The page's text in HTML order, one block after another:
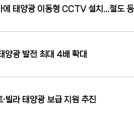
에 태양광 이동형 CCTV 설치…절도
양광 발전 최대 4배 확대
빌라 태양광 보급 지원 추진